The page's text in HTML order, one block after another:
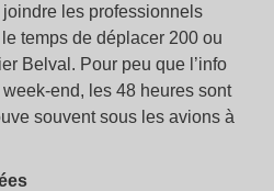
les professionnels
temps de déplacer 200 ou
Belval. Pour peu que l’info
end, les 48 heures sont
souvent sous les avions à